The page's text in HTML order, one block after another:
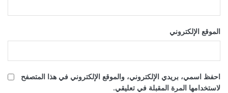
الموقع الإلكتروني
احفظ اسمي، بريدي الإلكتروني، والموقع الإلكتروني في هذا المتصفح
لاستخدامها المرة المقبلة في تعليقي.